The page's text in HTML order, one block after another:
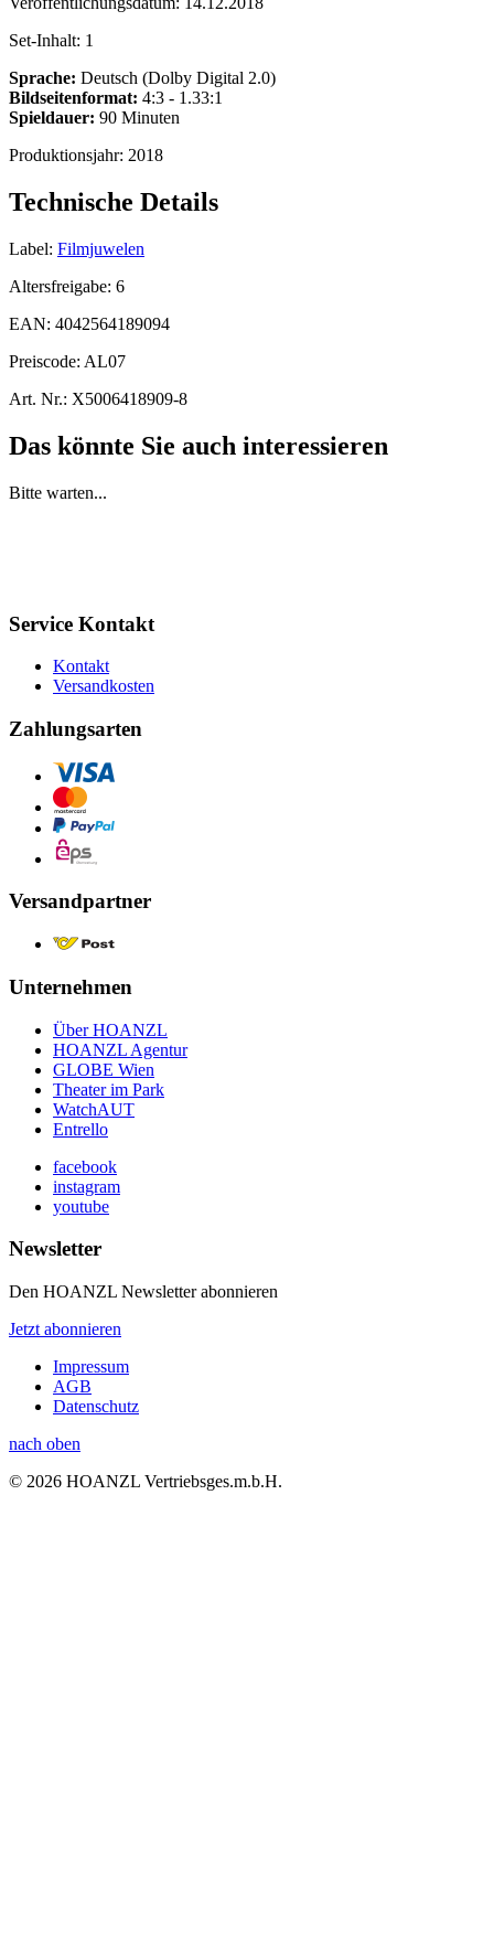
Set-Inhalt: 1
Sprache: Deutsch (Dolby Digital 2.0)
Bildseitenformat: 4:3 - 1.33:1
Spieldauer: 90 Minuten
Produktionsjahr: 2018
Technische Details
Label: Filmjuwelen
Altersfreigabe: 6
EAN: 4042564189094
Preiscode: AL07
Art. Nr.: X5006418909-8
Das könnte Sie auch interessieren
Bitte warten...
Service Kontakt
Kontakt
Versandkosten
Zahlungsarten
Versandpartner
Unternehmen
Über HOANZL
HOANZL Agentur
GLOBE Wien
Theater im Park
WatchAUT
Entrello
facebook
instagram
youtube
Newsletter
Den HOANZL Newsletter abonnieren
Jetzt abonnieren
Impressum
AGB
Datenschutz
nach oben
© 2026 HOANZL Vertriebsges.m.b.H.